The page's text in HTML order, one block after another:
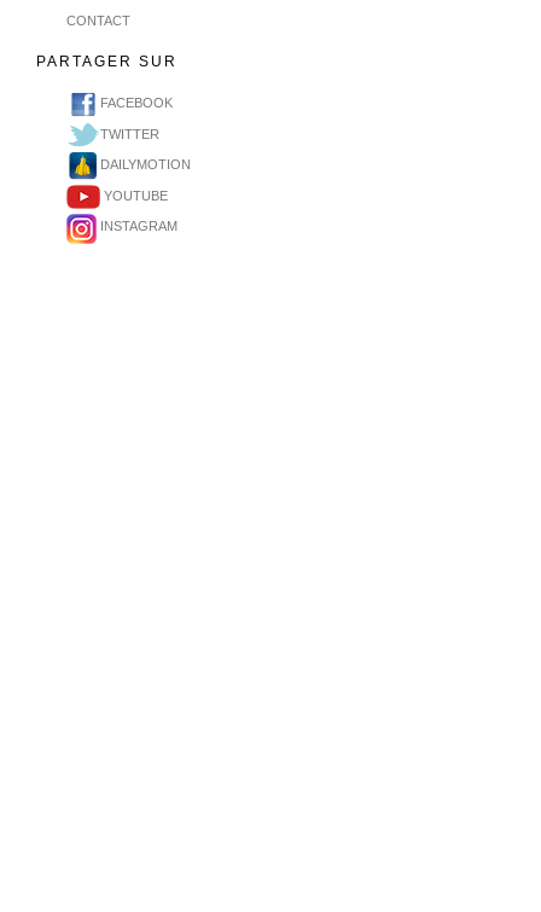
CONTACT
PARTAGER SUR
FACEBOOK
TWITTER
DAILYMOTION
YOUTUBE
INSTAGRAM